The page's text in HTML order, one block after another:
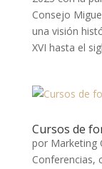
Consejo
una visión
XVI hasta el
Cursos de
por Marketing
Conferencias,